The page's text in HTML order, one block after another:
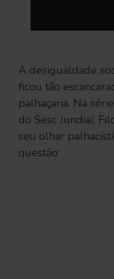
A desigualdade
ficou tão
palhaçaria. Na série
do Sesc Jundiaí,
seu olhar
questão: